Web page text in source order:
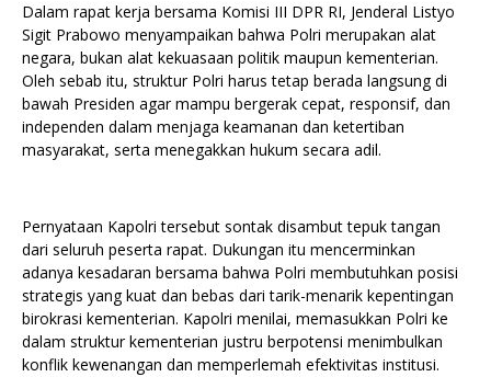
Dalam rapat kerja bersama Komisi III DPR RI, Jenderal Listyo
Sigit Prabowo menyampaikan bahwa Polri merupakan alat
negara, bukan alat kekuasaan politik maupun kementerian.
Oleh sebab itu, struktur Polri harus tetap berada langsung di
bawah Presiden agar mampu bergerak cepat, responsif, dan
independen dalam menjaga keamanan dan ketertiban
masyarakat, serta menegakkan hukum secara adil.
Pernyataan Kapolri tersebut sontak disambut tepuk tangan
dari seluruh peserta rapat. Dukungan itu mencerminkan
adanya kesadaran bersama bahwa Polri membutuhkan posisi
strategis yang kuat dan bebas dari tarik-menarik kepentingan
birokrasi kementerian. Kapolri menilai, memasukkan Polri ke
dalam struktur kementerian justru berpotensi menimbulkan
konflik kewenangan dan memperlemah efektivitas institusi.